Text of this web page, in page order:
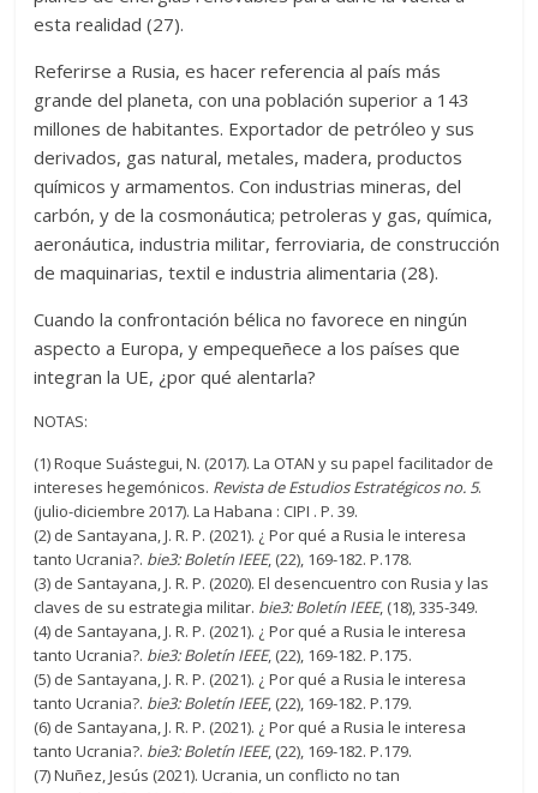
esta realidad (27).
Referirse a Rusia, es hacer referencia al país más
grande del planeta, con una población superior a 143
millones de habitantes. Exportador de petróleo y sus
derivados, gas natural, metales, madera, productos
químicos y armamentos. Con industrias mineras, del
carbón, y de la cosmonáutica; petroleras y gas, química,
aeronáutica, industria militar, ferroviaria, de construcción
de maquinarias, textil e industria alimentaria (28).
Cuando la confrontación bélica no favorece en ningún
aspecto a Europa, y empequeñece a los países que
integran la UE, ¿por qué alentarla?
NOTAS:
(1) Roque Suástegui, N. (2017). La OTAN y su papel facilitador de
intereses hegemónicos. Revista de Estudios Estratégicos no. 5.
(julio-diciembre 2017). La Habana : CIPI . P. 39.
(2) de Santayana, J. R. P. (2021). ¿ Por qué a Rusia le interesa
tanto Ucrania?. bie3: Boletín IEEE, (22), 169-182. P.178.
(3) de Santayana, J. R. P. (2020). El desencuentro con Rusia y las
claves de su estrategia militar. bie3: Boletín IEEE, (18), 335-349.
(4) de Santayana, J. R. P. (2021). ¿ Por qué a Rusia le interesa
tanto Ucrania?. bie3: Boletín IEEE, (22), 169-182. P.175.
(5) de Santayana, J. R. P. (2021). ¿ Por qué a Rusia le interesa
tanto Ucrania?. bie3: Boletín IEEE, (22), 169-182. P.179.
(6) de Santayana, J. R. P. (2021). ¿ Por qué a Rusia le interesa
tanto Ucrania?. bie3: Boletín IEEE, (22), 169-182. P.179.
(7) Nuñez, Jesús (2021). Ucrania, un conflicto no tan